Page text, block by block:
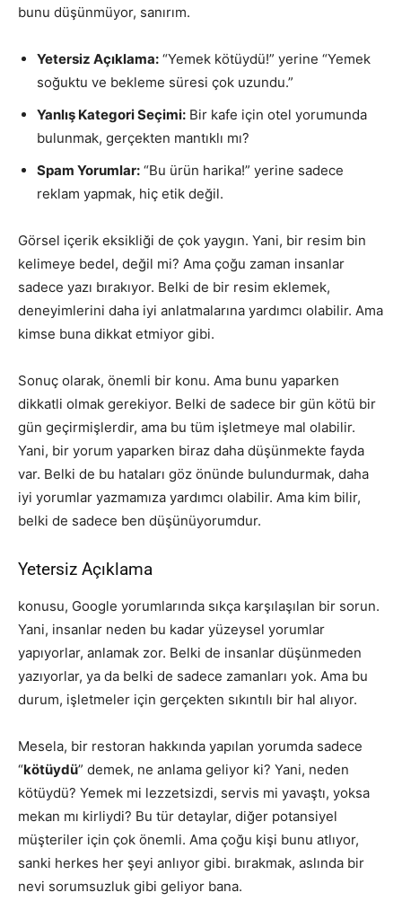
bunu düşünmüyor, sanırım.
Yetersiz Açıklama: “Yemek kötüydü!” yerine “Yemek
soğuktu ve bekleme süresi çok uzundu.”
Yanlış Kategori Seçimi: Bir kafe için otel yorumunda
bulunmak, gerçekten mantıklı mı?
Spam Yorumlar: “Bu ürün harika!” yerine sadece
reklam yapmak, hiç etik değil.
Görsel içerik eksikliği de çok yaygın. Yani, bir resim bin
kelimeye bedel, değil mi? Ama çoğu zaman insanlar
sadece yazı bırakıyor. Belki de bir resim eklemek,
deneyimlerini daha iyi anlatmalarına yardımcı olabilir. Ama
kimse buna dikkat etmiyor gibi.
Sonuç olarak, önemli bir konu. Ama bunu yaparken
dikkatli olmak gerekiyor. Belki de sadece bir gün kötü bir
gün geçirmişlerdir, ama bu tüm işletmeye mal olabilir.
Yani, bir yorum yaparken biraz daha düşünmekte fayda
var. Belki de bu hataları göz önünde bulundurmak, daha
iyi yorumlar yazmamıza yardımcı olabilir. Ama kim bilir,
belki de sadece ben düşünüyorumdur.
Yetersiz Açıklama
konusu, Google yorumlarında sıkça karşılaşılan bir sorun.
Yani, insanlar neden bu kadar yüzeysel yorumlar
yapıyorlar, anlamak zor. Belki de insanlar düşünmeden
yazıyorlar, ya da belki de sadece zamanları yok. Ama bu
durum, işletmeler için gerçekten sıkıntılı bir hal alıyor.
Mesela, bir restoran hakkında yapılan yorumda sadece
“kötüydü” demek, ne anlama geliyor ki? Yani, neden
kötüydü? Yemek mi lezzetsizdi, servis mi yavaştı, yoksa
mekan mı kirliydi? Bu tür detaylar, diğer potansiyel
müşteriler için çok önemli. Ama çoğu kişi bunu atlıyor,
sanki herkes her şeyi anlıyor gibi. bırakmak, aslında bir
nevi sorumsuzluk gibi geliyor bana.